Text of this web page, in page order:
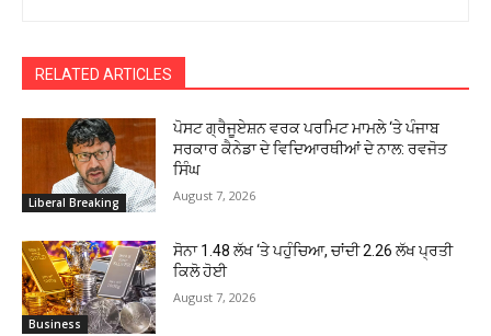
RELATED ARTICLES
Liberal Breaking
ਪੋਸਟ ਗ੍ਰੈਜੂਏਸ਼ਨ ਵਰਕ ਪਰਮਿਟ ਮਾਮਲੇ ‘ਤੇ ਪੰਜਾਬ
ਸਰਕਾਰ ਕੈਨੇਡਾ ਦੇ ਵਿਦਿਆਰਥੀਆਂ ਦੇ ਨਾਲ: ਰਵਜੋਤ
ਸਿੰਘ
August 7, 2026
Business
ਸੋਨਾ ₹1.48 ਲੱਖ ‘ਤੇ ਪਹੁੰਚਿਆ, ਚਾਂਦੀ ₹2.26 ਲੱਖ ਪ੍ਰਤੀ
ਕਿਲੋ ਹੋਈ
August 7, 2026